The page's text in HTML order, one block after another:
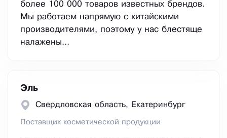
более 100 000 товаров известных брендов.
Мы работаем напрямую с китайскими
производителями, поэтому у нас блестяще
налажены...
Эль
Свердловская область, Екатеринбург
Поставщик косметической продукции